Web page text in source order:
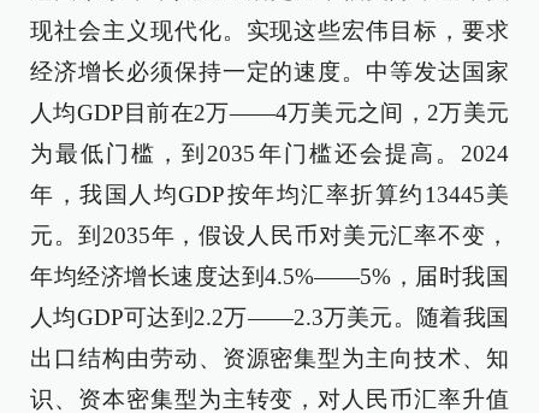
现社会主义现代化。实现这些宏伟目标，要求
经济增长必须保持一定的速度。中等发达国家
人均GDP目前在2万——4万美元之间，2万美元
为最低门槛，到2035年门槛还会提高。2024
年，我国人均GDP按年均汇率折算约13445美
元。到2035年，假设人民币对美元汇率不变，
年均经济增长速度达到4.5%——5%，届时我国
人均GDP可达到2.2万——2.3万美元。随着我国
出口结构由劳动、资源密集型为主向技术、知
识、资本密集型为主转变，对人民币汇率升值